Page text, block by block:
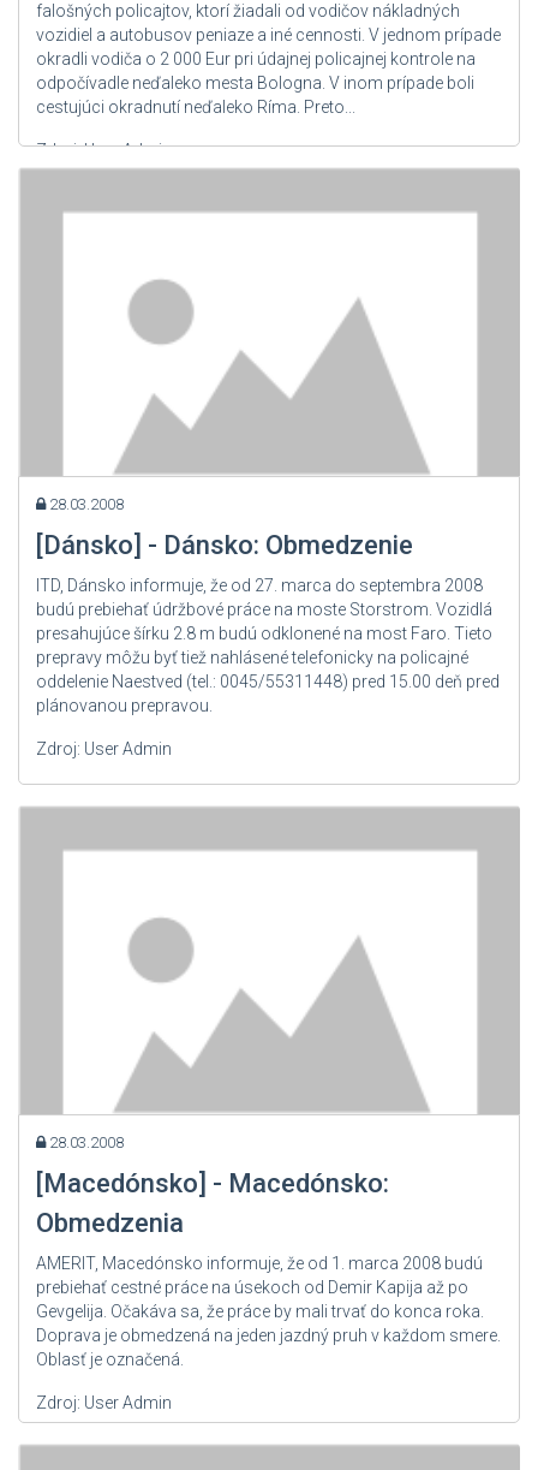
falošných policajtov, ktorí žiadali od vodičov nákladných
vozidiel a autobusov peniaze a iné cennosti. V jednom prípade
okradli vodiča o 2 000 Eur pri údajnej policajnej kontrole na
odpočívadle neďaleko mesta Bologna. V inom prípade boli
cestujúci okradnutí neďaleko Ríma. Preto...
Zdroj: User Admin
28.03.2008
[Dánsko] - Dánsko: Obmedzenie
ITD, Dánsko informuje, že od 27. marca do septembra 2008
budú prebiehať údržbové práce na moste Storstrom. Vozidlá
presahujúce šírku 2.8 m budú odklonené na most Faro. Tieto
prepravy môžu byť tiež nahlásené telefonicky na policajné
oddelenie Naestved (tel.: 0045/55311448) pred 15.00 deň pred
plánovanou prepravou.
Zdroj: User Admin
28.03.2008
[Macedónsko] - Macedónsko:
Obmedzenia
AMERIT, Macedónsko informuje, že od 1. marca 2008 budú
prebiehať cestné práce na úsekoch od Demir Kapija až po
Gevgelija. Očakáva sa, že práce by mali trvať do konca roka.
Doprava je obmedzená na jeden jazdný pruh v každom smere.
Oblasť je označená.
Zdroj: User Admin